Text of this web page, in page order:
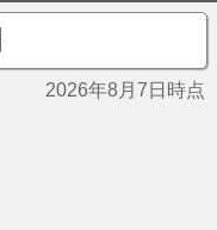
2026年8月7日時点